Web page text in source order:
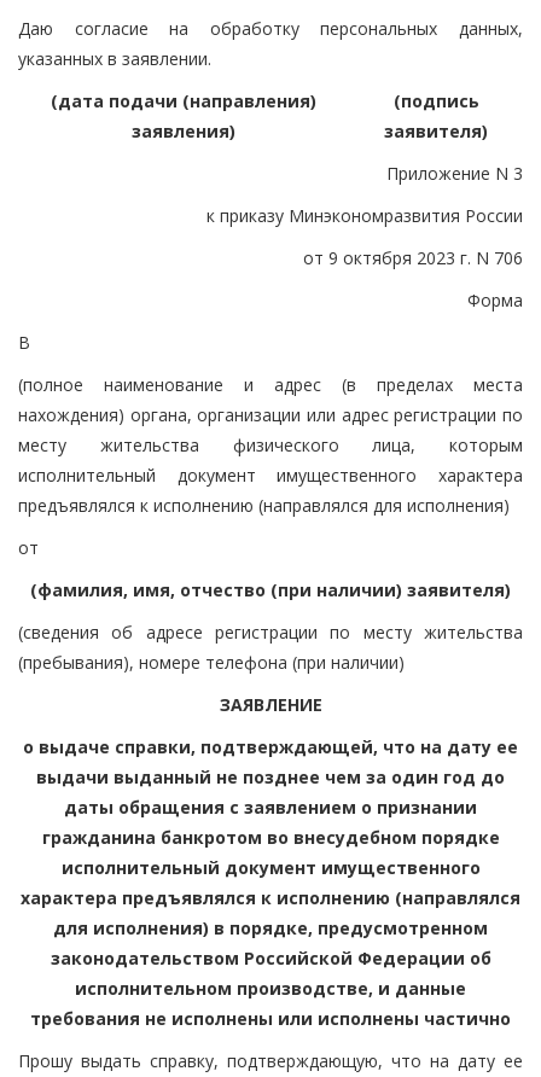
Даю согласие на обработку персональных данных,
указанных в заявлении.
(дата подачи (направления)
заявления)
(подпись
заявителя)
Приложение N 3
к приказу Минэкономразвития России
от 9 октября 2023 г. N 706
Форма
В
(полное наименование и адрес (в пределах места
нахождения) органа, организации или адрес регистрации по
месту жительства физического лица, которым
исполнительный документ имущественного характера
предъявлялся к исполнению (направлялся для исполнения)
от
(фамилия, имя, отчество (при наличии) заявителя)
(сведения об адресе регистрации по месту жительства
(пребывания), номере телефона (при наличии)
ЗАЯВЛЕНИЕ
о выдаче справки, подтверждающей, что на дату ее
выдачи выданный не позднее чем за один год до
даты обращения с заявлением о признании
гражданина банкротом во внесудебном порядке
исполнительный документ имущественного
характера предъявлялся к исполнению (направлялся
для исполнения) в порядке, предусмотренном
законодательством Российской Федерации об
исполнительном производстве, и данные
требования не исполнены или исполнены частично
Прошу выдать справку, подтверждающую, что на дату ее